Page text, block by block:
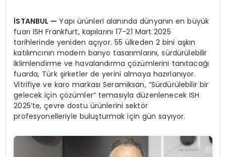
İSTANBUL —Yapı ürünleri alanında dünyanın en büyük
fuarı ISH Frankfurt, kapılarını 17-21 Mart 2025
tarihlerinde yeniden açıyor. 55 ülkeden 2 bini aşkın
katılımcının modern banyo tasarımlarını, sürdürülebilir
iklimlendirme ve havalandırma çözümlerini tanıtacağı
fuarda, Türk şirketler de yerini almaya hazırlanıyor.
Vitrifiye ve karo markası Seramiksan, “Sürdürülebilir bir
gelecek için çözümler” temasıyla düzenlenecek ISH
2025’te, çevre dostu ürünlerini sektör
profesyonelleriyle buluşturmak için gün sayıyor.